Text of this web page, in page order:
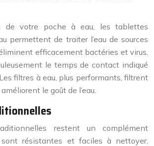
de votre poche à eau, les tablettes
permettent de traiter l’eau de sources
efficacement bactéries et virus.
le temps de contact indiqué
filtres à eau, plus performants, filtrent
le goût de l’eau.
restent un complément
résistantes et faciles à nettoyer,